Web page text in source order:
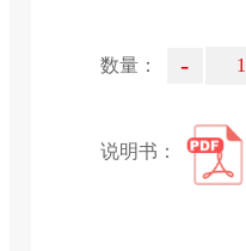
数量： -
说明书：